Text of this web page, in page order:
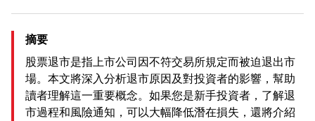
摘要
股票退市是指上市公司因不符交易所規定而被迫退出市
場。本文將深入分析退市原因及對投資者的影響，幫助
讀者理解這一重要概念。如果您是新手投資者，了解退
市過程和風險通知，可以大幅降低潛在損失，還將介紹